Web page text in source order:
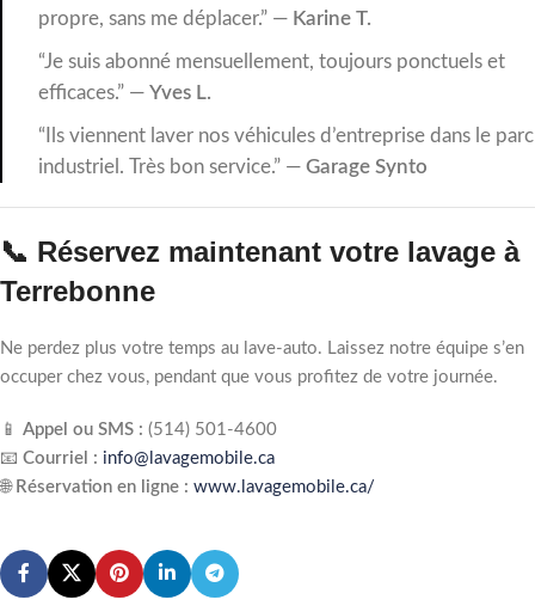
propre, sans me déplacer.” — Karine T.
“Je suis abonné mensuellement, toujours ponctuels et
efficaces.” — Yves L.
“Ils viennent laver nos véhicules d’entreprise dans le parc
industriel. Très bon service.” — Garage Synto
📞 Réservez maintenant votre lavage à
Terrebonne
Ne perdez plus votre temps au lave-auto. Laissez notre équipe s’en
occuper chez vous, pendant que vous profitez de votre journée.
📱 Appel ou SMS : (514) 501‑4600
📧 Courriel : info@lavagemobile.ca
🌐 Réservation en ligne : www.lavagemobile.ca/